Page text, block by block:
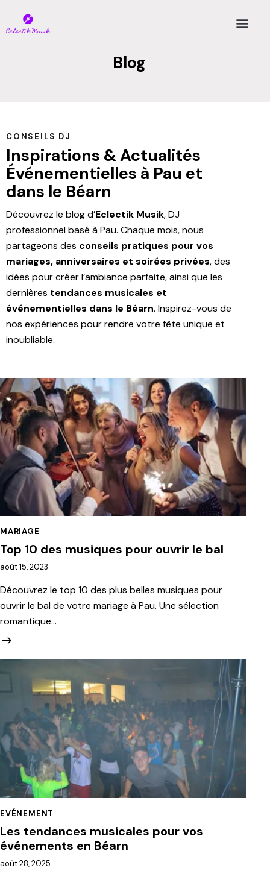
Blog
CONSEILS DJ
Inspirations & Actualités
Événementielles à Pau et
dans le Béarn
Découvrez le blog d’Eclectik Musik, DJ
professionnel basé à Pau. Chaque mois, nous
partageons des conseils pratiques pour vos
mariages, anniversaires et soirées privées, des
idées pour créer l’ambiance parfaite, ainsi que les
dernières tendances musicales et
événementielles dans le Béarn. Inspirez-vous de
nos expériences pour rendre votre fête unique et
inoubliable.
MARIAGE
Top 10 des musiques pour ouvrir le bal
août 15, 2023
Découvrez le top 10 des plus belles musiques pour
ouvrir le bal de votre mariage à Pau. Une sélection
romantique…
EVÉNEMENT
Les tendances musicales pour vos
événements en Béarn
août 28, 2025